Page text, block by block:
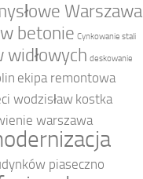
Warszawa
betonie Cynkowanie stali
deskowanie
ekipa remontowa
wodzisławkostka
warszawa
piaseczno